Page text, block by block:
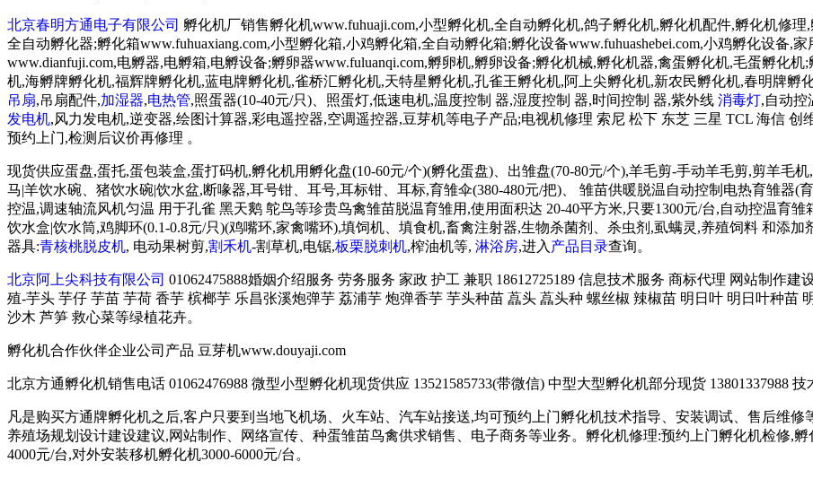
北京春明方通电子有限公司 孵化机厂销售孵化机www.fuhuaji.com,小型孵化机,全自动孵化机,鸽子孵化机,孵化机配件,孵化机修
全自动孵化器;孵化箱www.fuhuaxiang.com,小型孵化箱,小鸡孵化箱,全自动孵化箱;孵化设备www.fuhuashebei.com,小鸡孵化设备,
www.dianfuji.com,电孵器,电孵箱,电孵设备;孵卵器www.fuluanqi.com,孵卵机,孵卵设备;孵化机械,孵化机器,禽蛋孵化机,毛蛋孵化
机,海孵牌孵化机,福辉牌孵化机,蓝电牌孵化机,雀桥汇孵化机,天特星孵化机,孔雀王孵化机,阿上尖孵化机,新农民孵化机,春明牌
吊扇,吊扇配件,加湿器,电热管,照蛋器(10-40元/只)、照蛋灯,低速电机,温度控制 器,湿度控制 器,时间控制 器,紫外线 消毒灯,自动控
发电机,风力发电机,逆变器,绘图计算器,彩电遥控器,空调遥控器,豆芽机等电子产品;电视机修理 索尼 松下 东芝 三星 TCL 海信
预约上门,检测后议价再修理 。
现货供应蛋盘,蛋托,蛋包装盒,蛋打码机,孵化机用孵化盘(10-60元/个)(孵化蛋盘)、出雏盘(70-80元/个),羊毛剪-手动羊毛剪,剪羊毛
马|羊饮水碗、猪饮水碗|饮水盆,断喙器,耳号钳、耳号,耳标钳、耳标,育雏伞(380-480元/把)、 雏苗供暖脱温自动控制电热育雏器(
控温,调速轴流风机匀温 用于孔雀 黑天鹅 鸵鸟等珍贵鸟禽雏苗脱温育雏用,使用面积达 20-40平方米,只要1300元/台,自动控温育
饮水盒|饮水筒,鸡脚环(0.1-0.8元/只)(鸡嘴环,家禽嘴环),填饲机、填食机,畜禽注射器,生物杀菌剂、杀虫剂,虱螨灵,养殖饲料 和添
器具:青核桃脱皮机, 电动果树剪,割禾机-割草机,电锯,板栗脱刺机,榨油机等, 淋浴房,进入 产品目录查询。
北京阿上尖科技有限公司 01062475888婚姻介绍服务 劳务服务 家政 护工 兼职 18612725189 信息技术服务 商标代理 网站制作
殖-芋头 芋仔 芋苗 芋荷 香芋 槟榔芋 乐昌张溪炮弹芋 荔浦芋 炮弹香芋 芋头种苗 藠头 藠头种 螺丝椒 辣椒苗 明日叶 明日叶种苗
沙木 芦笋 救心菜等绿植花卉。
孵化机合作伙伴企业公司产品 豆芽机www.douyaji.com
北京方通孵化机销售电话 01062476988 微型小型孵化机现货供应 13521585733(带微信) 中型大型孵化机部分现货 13801337988
凡是购买方通牌孵化机之后,客户只要到当地飞机场、火车站、汽车站接送,均可预约上门孵化机技术指导、安装调试、售后维修
养殖场规划设计建设建议,网站制作、网络宣传、种蛋雏苗鸟禽供求销售、电子商务等业务。孵化机修理:预约上门孵化机检修,
4000元/台,对外安装移机孵化机3000-6000元/台。